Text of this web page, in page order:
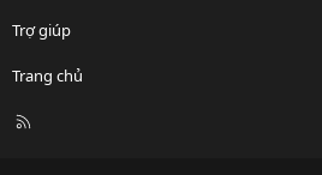
Trợ giúp
Trang chủ
R